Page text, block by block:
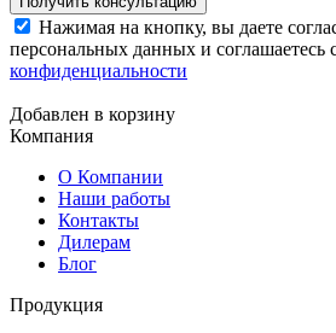
Нажимая на кнопку, вы даете
персональных данных и соглашаетесь
конфиденциальности
Добавлен в корзину
Компания
О Компании
Наши работы
Контакты
Дилерам
Блог
Продукция